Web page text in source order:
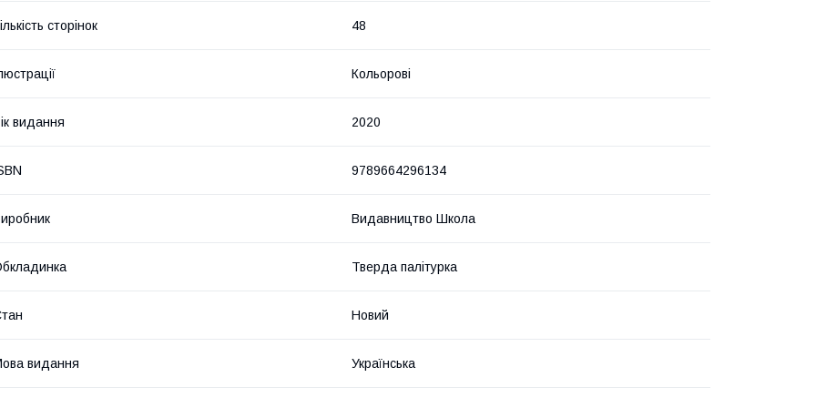
сторінок 48
Кольорові
видання 2020
9789664296134
Видавництво Школа
Тверда палітурка
Новий
видання Українська